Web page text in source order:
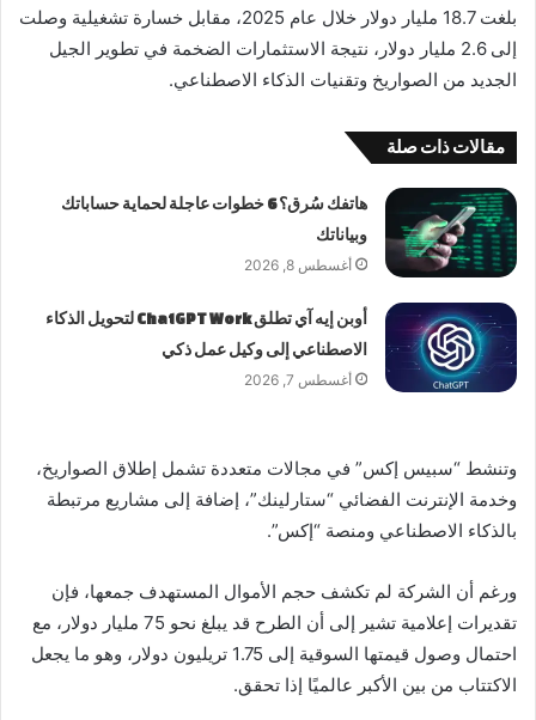
بلغت 18.7 مليار دولار خلال عام 2025، مقابل خسارة تشغيلية وصلت
إلى 2.6 مليار دولار، نتيجة الاستثمارات الضخمة في تطوير الجيل
الجديد من الصواريخ وتقنيات الذكاء الاصطناعي.
مقالات ذات صلة
هاتفك سُرق؟ 6 خطوات عاجلة لحماية حساباتك
وبياناتك
أغسطس 8, 2026
أوبن إيه آي تطلق ChatGPT Work لتحويل الذكاء
الاصطناعي إلى وكيل عمل ذكي
أغسطس 7, 2026
وتنشط “سبيس إكس” في مجالات متعددة تشمل إطلاق الصواريخ،
وخدمة الإنترنت الفضائي “ستارلينك”، إضافة إلى مشاريع مرتبطة
بالذكاء الاصطناعي ومنصة “إكس”.
ورغم أن الشركة لم تكشف حجم الأموال المستهدف جمعها، فإن
تقديرات إعلامية تشير إلى أن الطرح قد يبلغ نحو 75 مليار دولار، مع
احتمال وصول قيمتها السوقية إلى 1.75 تريليون دولار، وهو ما يجعل
الاكتتاب من بين الأكبر عالميًا إذا تحقق.